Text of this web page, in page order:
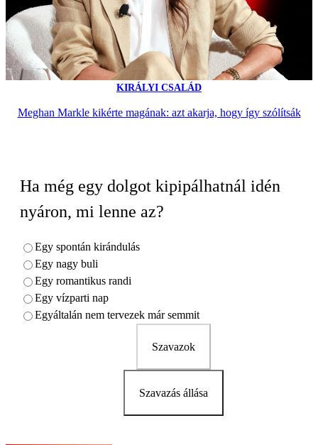
KIRÁLYI CSALÁD
Meghan Markle kikérte magának: azt akarja, hogy így szólítsák
Ha még egy dolgot kipipálhatnál idén
nyáron, mi lenne az?
Egy spontán kirándulás
Egy nagy buli
Egy romantikus randi
Egy vízparti nap
Egyáltalán nem tervezek már semmit
Szavazok
Szavazás állása